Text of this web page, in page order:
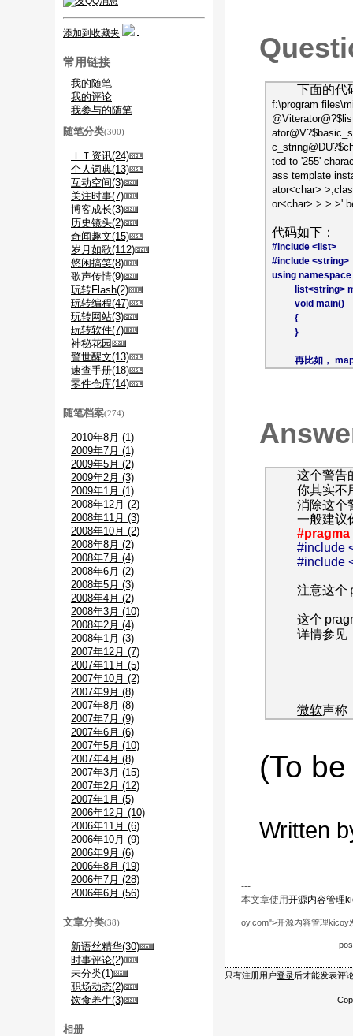
下面的代
f:\program
ted to '255'
ass template
ator<char>
or<char> > > >'
代码如下：
#include <list>
#include <string>
using
list<string>
void main()
{
}
再比如，
这个警告
你其实不
消除这个
一般建议
#pragma
#include
#include
注意这个
这个
详情参见
微软声称
(To
Written
---
本文章使用开源内容管理
oy.com">开源内容管理kicoy
只有注册用户登录后才能发表评
添加到收藏夹
常用链接
我的随笔
我的评论
我参与的随笔
随笔分类(300)
ＩＴ资讯(24)
个人词典(13)
互动空间(3)
关注时事(7)
博客成长(3)
历史镜头(2)
奇闻趣文(15)
岁月如歌(112)
悠闲搞笑(8)
歌声传情(9)
玩转Flash(2)
玩转编程(47)
玩转网站(3)
玩转软件(7)
神秘花园
警世醒文(13)
速查手册(18)
零件仓库(14)
随笔档案(274)
2010年8月 (1)
2009年7月 (1)
2009年5月 (2)
2009年2月 (3)
2009年1月 (1)
2008年12月 (2)
2008年11月 (3)
2008年10月 (2)
2008年8月 (2)
2008年7月 (4)
2008年6月 (2)
2008年5月 (3)
2008年4月 (2)
2008年3月 (10)
2008年2月 (4)
2008年1月 (3)
2007年12月 (7)
2007年11月 (5)
2007年10月 (2)
2007年9月 (8)
2007年8月 (8)
2007年7月 (9)
2007年6月 (6)
2007年5月 (10)
2007年4月 (8)
2007年3月 (15)
2007年2月 (12)
2007年1月 (5)
2006年12月 (10)
2006年11月 (6)
2006年10月 (9)
2006年9月 (6)
2006年8月 (19)
2006年7月 (28)
2006年6月 (56)
文章分类(38)
新语丝精华(30)
时事评论(2)
未分类(1)
职场动态(2)
饮食养生(3)
相册